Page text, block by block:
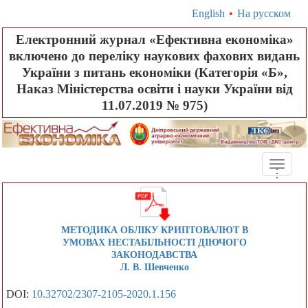
English • На русском
Електронний журнал «Ефективна економіка»
включено до переліку наукових фахових видань
України з питань економіки (Категорія «Б»,
Наказ Міністерства освіти і науки України від
11.07.2019 № 975)
Toggle
...
МЕТОДИКА ОБЛІКУ КРИПТОВАЛЮТ В
УМОВАХ НЕСТАБІЛЬНОСТІ ДІЮЧОГО
ЗАКОНОДАВСТВА
Л. В. Шевченко
DOI: 10.32702/2307-2105-2020.1.156